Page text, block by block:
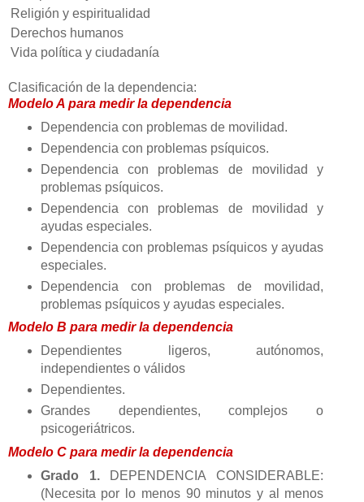
Religión y espiritualidad
Derechos humanos
Vida política y ciudadanía
Clasificación de la dependencia:
Modelo A para medir la dependencia
Dependencia con problemas de movilidad.
Dependencia con problemas psíquicos.
Dependencia con problemas de movilidad y
problemas psíquicos.
Dependencia con problemas de movilidad y
ayudas especiales.
Dependencia con problemas psíquicos y ayudas
especiales.
Dependencia con problemas de movilidad,
problemas psíquicos y ayudas especiales.
Modelo B para medir la dependencia
Dependientes ligeros, autónomos,
independientes o válidos
Dependientes.
Grandes dependientes, complejos o
psicogeriátricos.
Modelo C para medir la dependencia
Grado 1.DEPENDENCIA CONSIDERABLE:
(Necesita por lo menos 90 minutos y al menos